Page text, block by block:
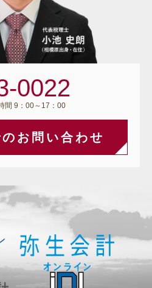
0022
間 9：00～17：00
お問い合わせ